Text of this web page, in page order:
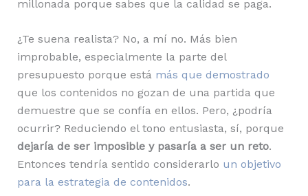
millonada porque sabes que la calidad se paga.
¿Te suena realista? No, a mí no. Más bien
improbable, especialmente la parte del
presupuesto porque está más que demostrado
que los contenidos no gozan de una partida que
demuestre que se confía en ellos. Pero, ¿podría
ocurrir? Reduciendo el tono entusiasta, sí, porque
dejaría de ser imposible y pasaría a ser un reto.
Entonces tendría sentido considerarlo un objetivo
para la estrategia de contenidos.